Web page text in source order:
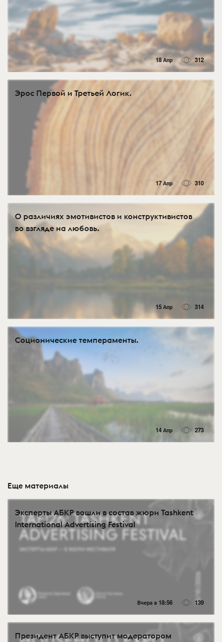
18 Апр 312
Эрос Первой и Третьей Логик.
17 Апр 310
О различиях эмотивистов и конструктивистов
во взгляде на любовь.
15 Апр 314
Соционические темпераменты.
14 Апр 273
Еще материалы
Эксперты АБКР вошли в состав жюри Tashkent
International Advertising Festival
Вчера в 18:56 139
Президент АБКР выступит модератором